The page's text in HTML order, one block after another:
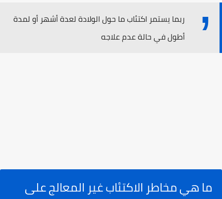
ربما يستمر اكتئاب ما حول الولادة لعدة أشهر أو لمدة
أطول في حالة عدم علاجه
ما هي مخاطر الاكتئاب غير المعالج على